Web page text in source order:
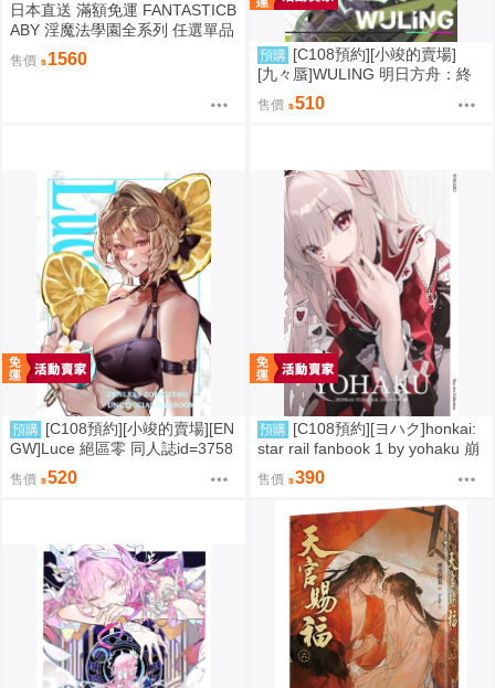
日本直送 滿額免運 FANTASTICB
ABY 淫魔法學園全系列 任選單品
/ 3位學妹豪華全套組 疾風雷神
售價 1560 預購 [C108預約][小竣的賣場]
[九々蜃]WULING 明日方舟：終
末地 同人誌id=3774619
售價 510
預購 [C108預約][小竣的賣場][EN
GW]Luce 絕區零 同人誌id=3758
售價 520
預購 [C108預約][ヨハク]honkai:
star rail fanbook 1 by yohaku 崩
壞：星穹鐵道 同人誌id=3767971
售價 390